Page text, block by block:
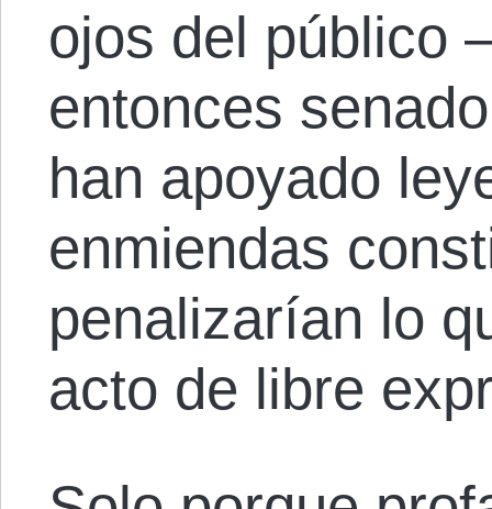
ojos del público
entonces
han apoyado
enmiendas
penalizarían lo
acto de libre